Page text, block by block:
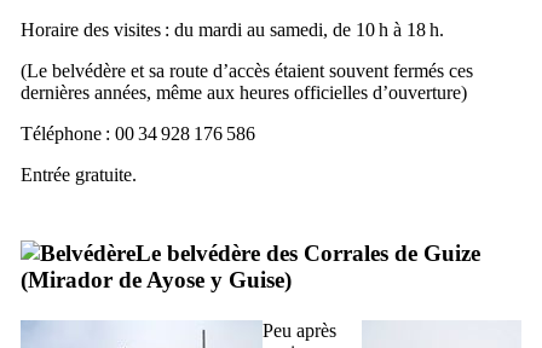
Horaire des visites : du mardi au samedi, de 10 h à 18 h.
(Le belvédère et sa route d’accès étaient souvent fermés ces
dernières années, même aux heures officielles d’ouverture)
Téléphone : 00 34 928 176 586
Entrée gratuite.
Le belvédère des Corrales de Guize
(Mirador de Ayose y Guise)
Peu après